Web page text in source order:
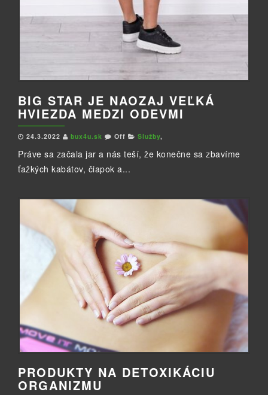
BIG STAR JE NAOZAJ VEĽKÁ
HVIEZDA MEDZI ODEVMI
24.3.2022 bux4u.sk Off Služby,
Práve sa začala jar a nás teší, že konečne sa zbavíme
ťažkých kabátov, čiapok a...
PRODUKTY NA DETOXIKÁCIU
ORGANIZMU